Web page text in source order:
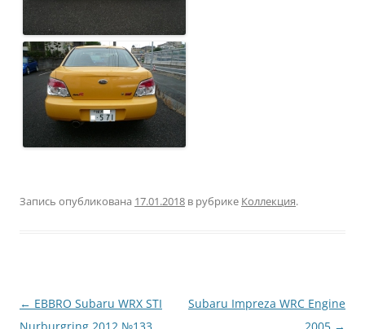
Запись опубликована 17.01.2018 в рубрике Коллекция.
Навигация
← EBBRO Subaru WRX STI
Subaru Impreza WRC Engine